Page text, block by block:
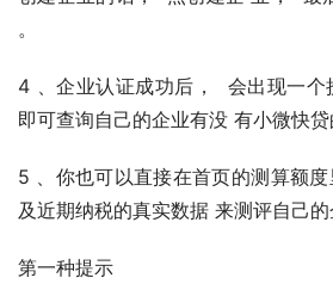
。
4 、企业认证成功后，  会出现⼀个
即可查询自己的企业有没 有小微快贷
5 、你也可以直接在首页的测算额
及近期纳税的真实数据 来测评自己的
第⼀种提示